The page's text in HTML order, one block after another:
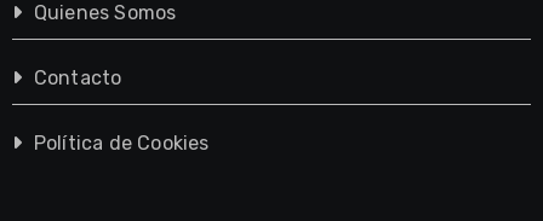
Quienes Somos
Contacto
Política de Cookies